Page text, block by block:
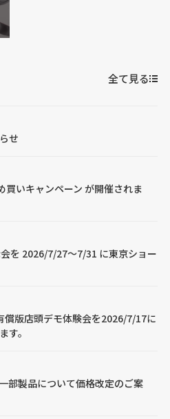
全て見る
せ
買いキャンペーン が開催されま
を 2026/7/27～7/31 に東京ショー
版店頭デモ体験会を2026/7/17に
す。
部製品について価格改定のご案